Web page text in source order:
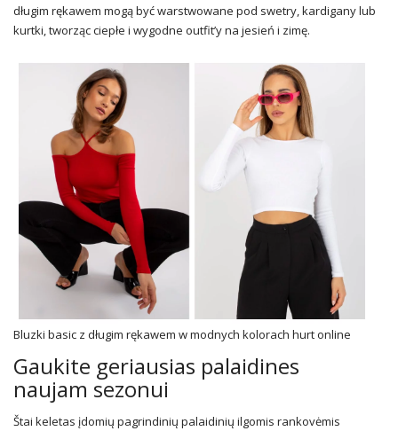
długim rękawem mogą być warstwowane pod swetry, kardigany lub
kurtki, tworząc ciepłe i wygodne outfit’y na jesień i zimę.
Bluzki basic z długim rękawem w modnych kolorach hurt online
Gaukite geriausias palaidines
naujam sezonui
Štai keletas įdomių pagrindinių palaidinių ilgomis rankovėmis